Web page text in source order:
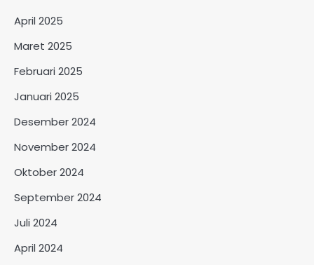
April 2025
Maret 2025
Februari 2025
Januari 2025
Desember 2024
November 2024
Oktober 2024
September 2024
Juli 2024
April 2024